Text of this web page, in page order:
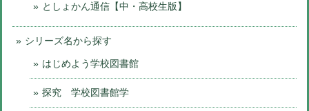
としょかん通信【中・高校生版】
シリーズ名から探す
はじめよう学校図書館
探究 学校図書館学